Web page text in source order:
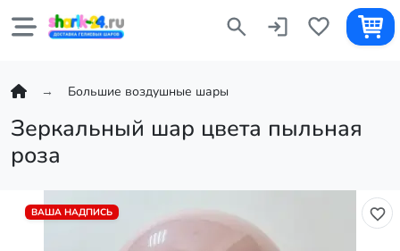
Большие воздушные шары
Зеркальный шар цвета пыльная
роза
ВАША НАДПИСЬ